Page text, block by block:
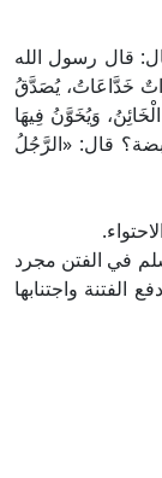
قال رسول الله
خَدَّاعَاتُ، يُصَدَّقُ
وَيُخَوَّنُ فِيهَا
قال: «الرَّجُلُ
في الفتن مجرد
واجتنابها